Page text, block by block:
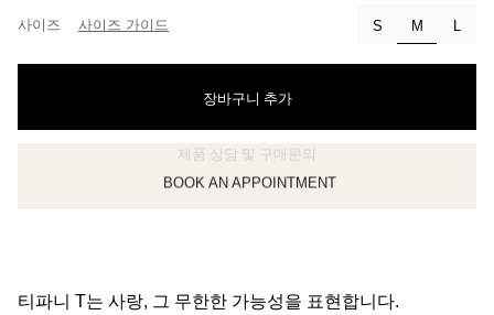
사이즈 사이즈 가이드 S M선택됨L
장바구니 추가
클라이언트 어드바이저에게 문의하거나 예약하세요
BOOK AN APPOINTMENT
티파니 T는 사랑, 그 무한한 가능성을 표현합니다.